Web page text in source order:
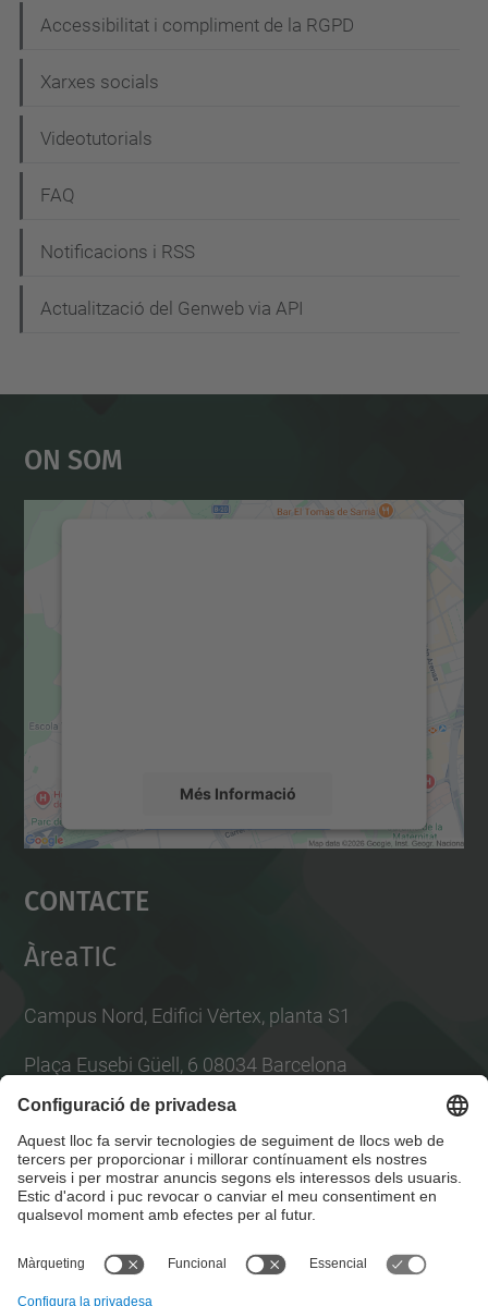
Accessibilitat i compliment de la RGPD
Xarxes socials
Videotutorials
FAQ
Notificacions i RSS
Actualització del Genweb via API
On Som
Més Informació
Accepta
powered by
Contacte
ÀreaTIC
Campus Nord, Edifici Vèrtex, planta S1
Plaça Eusebi Güell, 6 08034 Barcelona
Per consultes tècniques obre tiquet a l'
Llista Xarxes Socials